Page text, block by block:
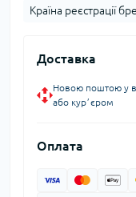
Країна реєстрації
Доставка
Новою поштою у
або курʼєром
Оплата